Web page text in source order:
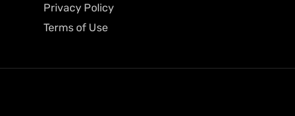
Privacy Policy
Terms of Use